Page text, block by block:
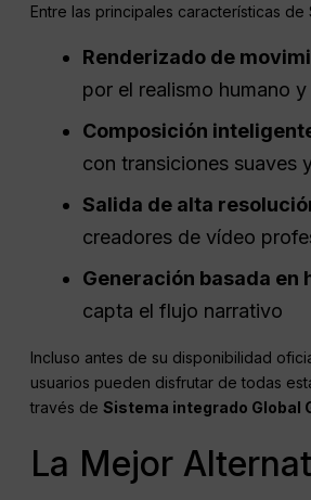
Entre las principales características de
Renderizado de
por el realismo humano
Composición
con transiciones suaves
Salida de alta
creadores de vídeo
Generación basada en
capta el flujo narrativo
Incluso antes de su disponibilidad
usuarios pueden disfrutar de todas
través deSistema integrado Global
La Mejor